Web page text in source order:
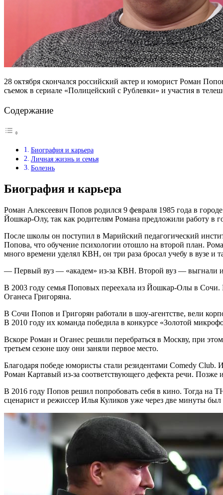
28 октября скончался российский актер и юморист Роман
съемок в сериале «Полицейский с Рублевки» и участия в
Содержание
Биография и карьера
Личная жизнь и семья
Болезнь
Биография и карьера
Роман Алексеевич Попов родился 9 февраля 1985 года в
Йошкар-Олу, так как родителям Романа предложили работу в
После школы он поступил в Марийский педагогический
Попова, что обучение психологии отошло на второй план.
много времени уделял КВН, он три раза бросал учебу в вузе и
— Первый вуз — «академ» из-за КВН. Второй вуз — выгнали
В 2003 году семья Поповых переехала из Йошкар-Олы в Сочи.
Оганеса Григоряна.
В Сочи Попов и Григорян работали в шоу-агентстве, вели
В 2010 году их команда победила в конкурсе «Золотой
Вскоре Роман и Оганес решили перебраться в Москву, при
третьем сезоне шоу они заняли первое место.
Благодаря победе юмористы стали резидентами Comedy
Роман Картавый из-за соответствующего дефекта речи. Позже
В 2016 году Попов решил попробовать себя в кино. Тогда на
сценарист и режиссер Илья Куликов уже через две минуты был